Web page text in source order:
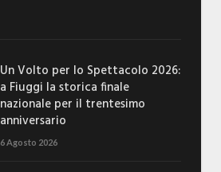
Un Volto per lo Spettacolo 2026:
a Fiuggi la storica finale
nazionale per il trentesimo
anniversario
6 Agosto 2026